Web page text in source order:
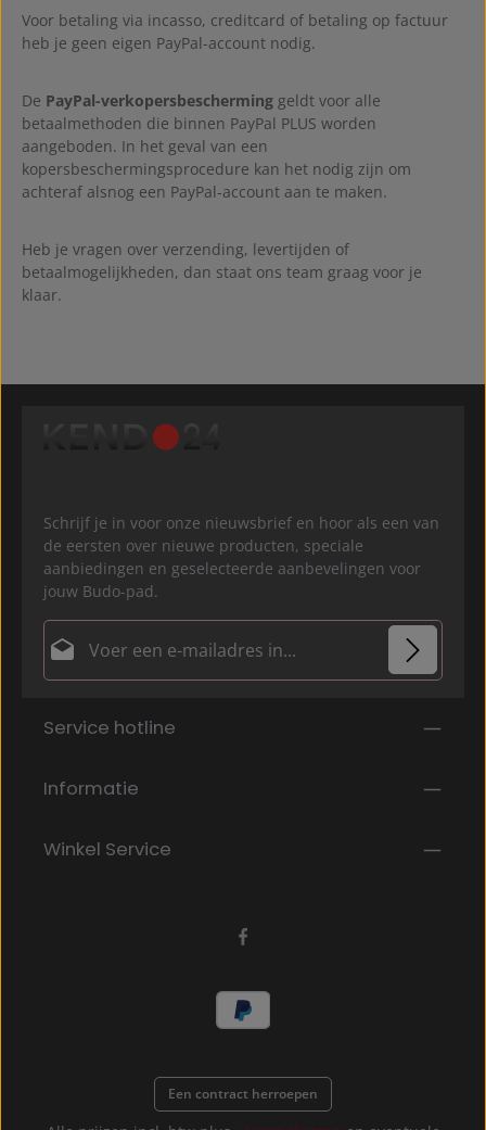
Voor betaling via incasso, creditcard of betaling op factuur
heb je geen eigen PayPal-account nodig.
De PayPal-verkopersbescherming geldt voor alle
betaalmethoden die binnen PayPal PLUS worden
aangeboden. In het geval van een
kopersbeschermingsprocedure kan het nodig zijn om
achteraf alsnog een PayPal-account aan te maken.
Heb je vragen over verzending, levertijden of
betaalmogelijkheden, dan staat ons team graag voor je
klaar.
Schrijf je in voor onze nieuwsbrief en hoor als een van
de eersten over nieuwe producten, speciale
aanbiedingen en geselecteerde aanbevelingen voor
jouw Budo-pad.
E-mailadres*
Door doorgaan te selecteren, bevestigt u dat u onze
algemene voorwaarden
Velden gemarkeerd met asterisks (*) zijn verplicht.
Service hotline
Informatie
Winkel Service
Een contract herroepen